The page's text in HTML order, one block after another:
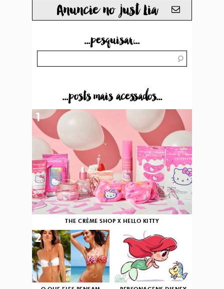
Anuncie no just Lia
...pesquisar...
...posts mais acessados...
THE CRÈME SHOP X HELLO KITTY
1
2 3